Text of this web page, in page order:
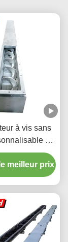
à vis sans
en
pour une
de
à haut
meilleur prix